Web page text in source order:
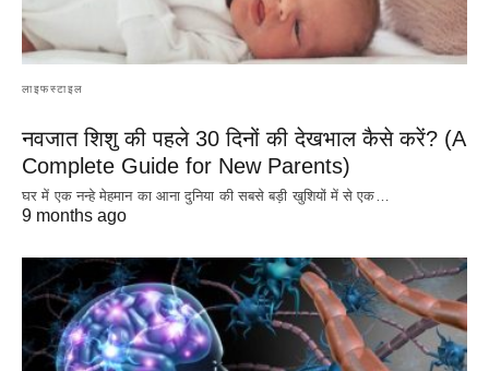
लाइफस्टाइल
नवजात शिशु की पहले 30 दिनों की देखभाल कैसे करें? (A
Complete Guide for New Parents)
घर में एक नन्हे मेहमान का आना दुनिया की सबसे बड़ी खुशियों में से एक…
9 months ago